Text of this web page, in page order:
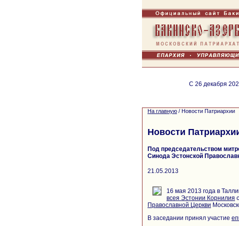
С 26 декабря
На главную / Новости Патриархии
Новости
Под председательством
Синода Эстонской
21.05.2013
16 мая 2013 года в
всея Эстонии Корнилия
Православной Церкви
В заседании принял участие